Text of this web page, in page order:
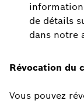
de détails
dans notre
Révocation du
Vous pouvez